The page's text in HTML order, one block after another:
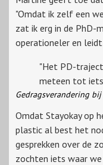
"Omdat ik zelf een
zat ik erg in de PhD-
operationeler en
"Het PD-
meteen tot
Gedragsverandering
Omdat Stayokay op
plastic al best het
gesprekken over de
zochten iets waar